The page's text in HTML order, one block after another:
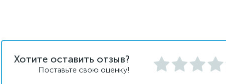
Хотите оставить отзыв?
Поставьте свою оценку!